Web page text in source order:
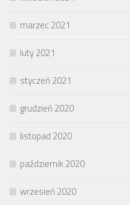
marzec 2021
luty 2021
styczeń 2021
grudzień 2020
listopad 2020
październik 2020
wrzesień 2020